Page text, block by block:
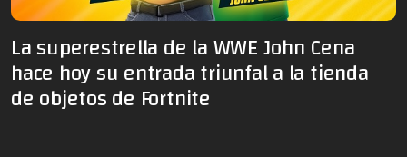
La superestrella de la WWE John Cena
hace hoy su entrada triunfal a la tienda
de objetos de Fortnite